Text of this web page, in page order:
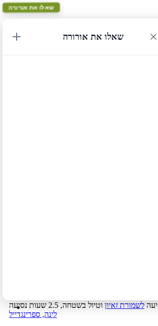
עלול להתעוות כאשר יש במקום כבישים סגורים
פייג'/
ולוס אנג'לס. מסלול זה כולל חציית הרי הסיירה
לשמורת זאיון וטיול בשטחה, 2.5 שעות נסיעה
לינה, ספרינגדייל
שאלו את אורורה
שאלו את אורורה